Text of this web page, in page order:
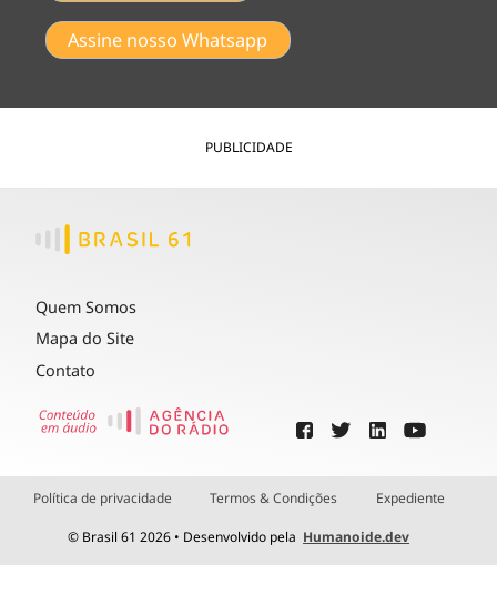
Assine nosso Whatsapp
PUBLICIDADE
Quem Somos
Mapa do Site
Contato
Política de privacidade Termos & Condições Expediente
© Brasil 61 2026 • Desenvolvido pela Humanoide.dev